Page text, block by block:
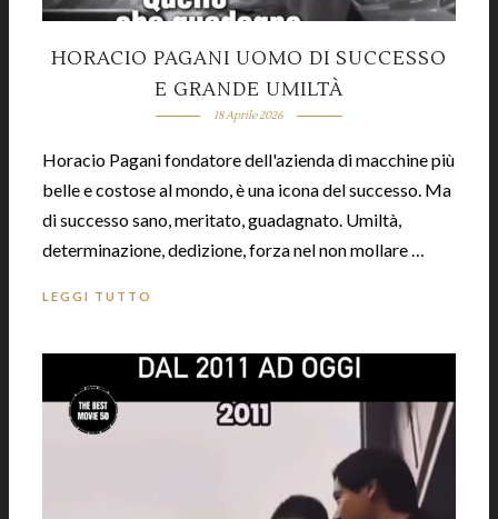
HORACIO PAGANI UOMO DI SUCCESSO
E GRANDE UMILTÀ
18 Aprile 2026
Horacio Pagani fondatore dell'azienda di macchine più
belle e costose al mondo, è una icona del successo. Ma
di successo sano, meritato, guadagnato. Umiltà,
determinazione, dedizione, forza nel non mollare …
LEGGI TUTTO